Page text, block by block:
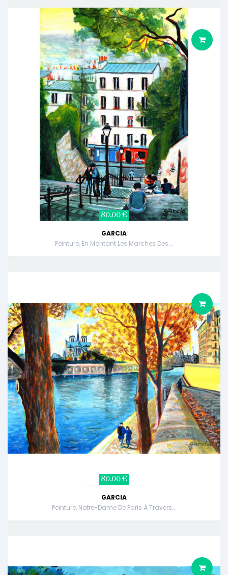
80,00 €
GARCIA
Peinture, En Montant Les Marches Des...
80,00 €
GARCIA
Peinture, Notre-Dame De Paris À Travers...